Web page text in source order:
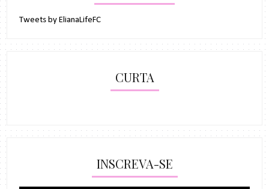
Tweets by ElianaLifeFC
CURTA
INSCREVA-SE